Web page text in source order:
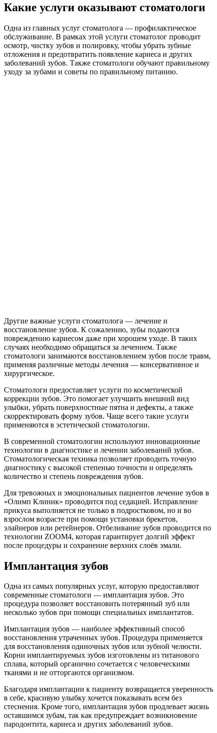
Какие услуги оказывают стоматологи
Одна из главных услуг стоматолога — профилактическое
обслуживание. В рамках этой услуги стоматолог проводит
осмотр, чистку зубов и полировку, чтобы убрать зубные
отложения и предотвратить появление кариеса и других
заболеваний зубов. Также стоматологи обучают правильному
уходу за зубами и советы по правильному питанию.
Другие важные услуги стоматолога — лечение и
восстановление зубов. К сожалению, зубы подаются
повреждению кариесом даже при хорошем уходе. В таких
случаях необходимо обращаться за лечением. Также
стоматологи занимаются восстановлением зубов после травм,
применяя различные методы лечения — консервативное и
хирургическое.
Стоматологи предоставляет услуги по косметической
коррекции зубов. Это помогает улучшить внешний вид
улыбки, убрать поверхностные пятна и дефекты, а также
скорректировать форму зубов. Чаще всего такие услуги
применяются в эстетической стоматологии.
В современной стоматологии используют инновационные
технологии в диагностике и лечении заболеваний зубов.
Стоматологическая техника позволяет проводить точную
диагностику с высокой степенью точности и определять
количество и степень повреждения зубов.
Для тревожных и эмоциональных пациентов лечение зубов в
«Олимп Клиник» проводится под седацией. Исправление
прикуса выполняется не только в подростковом, но и во
взрослом возрасте при помощи установки брекетов,
элайнеров или ретейнеров. Отбеливание зубов проводится по
технологии ZOOM4, которая гарантирует долгий эффект
после процедуры и сохранение верхних слоёв эмали.
Имплантация зубов
Одна из самых популярных услуг, которую предоставляют
современные стоматологи — имплантация зубов. Это
процедура позволяет восстановить потерянный зуб или
несколько зубов при помощи специальных имплантатов.
Имплантация зубов — наиболее эффективный способ
восстановления утраченных зубов. Процедура применяется
для восстановления одиночных зубов или зубной челюсти.
Корни имплантируемых зубов изготовлены из титанового
сплава, который органично сочетается с человеческими
тканями и не отторгаются организмом.
Благодаря имплантации к пациенту возвращается уверенность
в себе, красивую улыбку хочется показывать всем без
стеснения. Кроме того, имплантация зубов продлевает жизнь
оставшимся зубам, так как предупреждает возникновение
пародонтита, кариеса и других заболеваний зубов.